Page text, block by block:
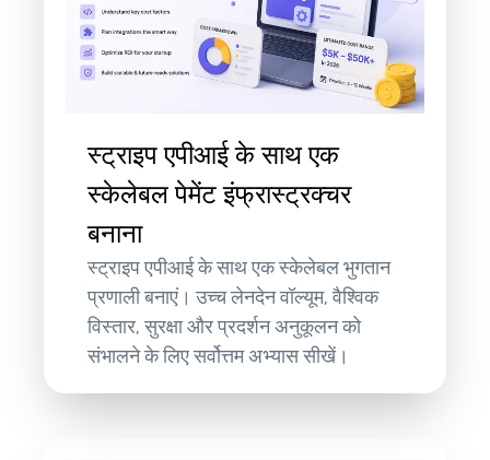
स्ट्राइप एपीआई के साथ एक
स्केलेबल पेमेंट इंफ्रास्ट्रक्चर
बनाना
स्ट्राइप एपीआई के साथ एक स्केलेबल भुगतान
प्रणाली बनाएं। उच्च लेनदेन वॉल्यूम, वैश्विक
विस्तार, सुरक्षा और प्रदर्शन अनुकूलन को
संभालने के लिए सर्वोत्तम अभ्यास सीखें।